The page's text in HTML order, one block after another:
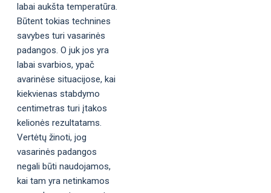
labai aukšta temperatūra.
Būtent tokias technines
savybes turi vasarinės
padangos. O juk jos yra
labai svarbios, ypač
avarinėse situacijose, kai
kiekvienas stabdymo
centimetras turi įtakos
kelionės rezultatams.
Vertėtų žinoti, jog
vasarinės padangos
negali būti naudojamos,
kai tam yra netinkamos